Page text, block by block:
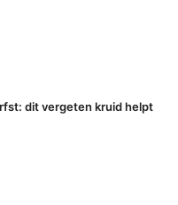
dit vergeten kruid helpt